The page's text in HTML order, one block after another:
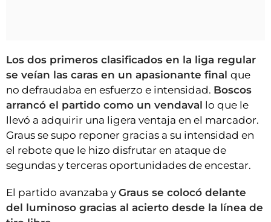
Los dos primeros clasificados en la liga regular
se veían las caras en un apasionante final que
no defraudaba en esfuerzo e intensidad. Boscos
arrancó el partido como un vendaval lo que le
llevó a adquirir una ligera ventaja en el marcador.
Graus se supo reponer gracias a su intensidad en
el rebote que le hizo disfrutar en ataque de
segundas y terceras oportunidades de encestar.
El partido avanzaba y Graus se colocó delante
del luminoso gracias al acierto desde la línea de